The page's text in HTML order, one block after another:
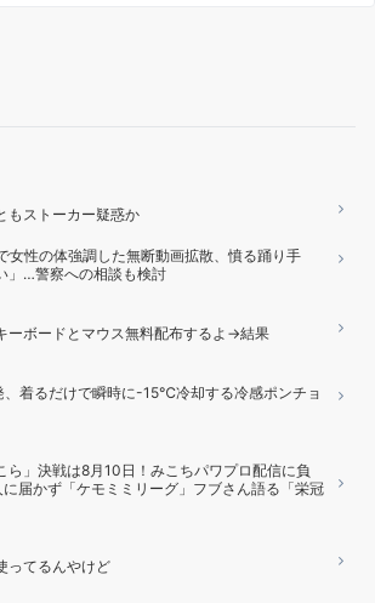
もストーカー疑惑か
女性の体強調した無断動画拡散、憤る踊り手
」…警察への相談も検討
ーボードとマウス無料配布するよ→結果
、着るだけで瞬時に-15℃冷却する冷感ポンチョ
ら」決戦は8月10日！みこちパワプロ配信に負
届かず「ケモミミリーグ」フブさん語る「栄冠
ってるんやけど